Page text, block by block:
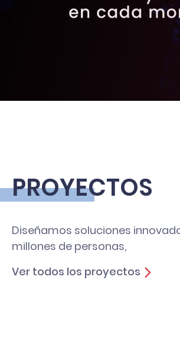
PROYECTOS
Diseñamos soluciones
millones de personas,
Ver todos los proyectos